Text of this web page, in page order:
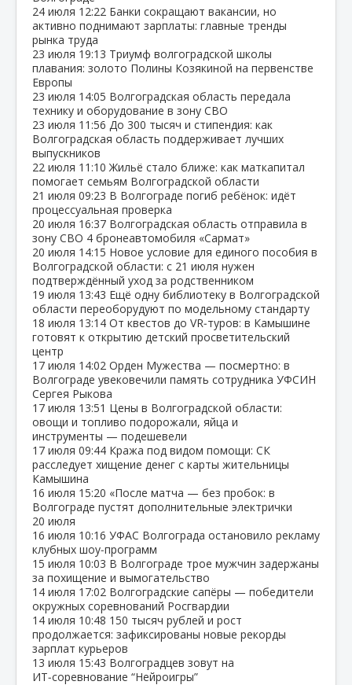
24 июля 12:22 Банки сокращают вакансии, но
активно поднимают зарплаты: главные тренды
рынка труда
23 июля 19:13 Триумф волгоградской школы
плавания: золото Полины Козякиной на первенстве
Европы
23 июля 14:05 Волгоградская область передала
технику и оборудование в зону СВО
23 июля 11:56 До 300 тысяч и стипендия: как
Волгоградская область поддерживает лучших
выпускников
22 июля 11:10 Жильё стало ближе: как маткапитал
помогает семьям Волгоградской области
21 июля 09:23 В Волгограде погиб ребёнок: идёт
процессуальная проверка
20 июля 16:37 Волгоградская область отправила в
зону СВО 4 бронеавтомобиля «Сармат»
20 июля 14:15 Новое условие для единого пособия в
Волгоградской области: с 21 июля нужен
подтверждённый уход за родственником
19 июля 13:43 Ещё одну библиотеку в Волгоградской
области переоборудуют по модельному стандарту
18 июля 13:14 От квестов до VR‑туров: в Камышине
готовят к открытию детский просветительский
центр
17 июля 14:02 Орден Мужества — посмертно: в
Волгограде увековечили память сотрудника УФСИН
Сергея Рыкова
17 июля 13:51 Цены в Волгоградской области:
овощи и топливо подорожали, яйца и
инструменты — подешевели
17 июля 09:44 Кража под видом помощи: СК
расследует хищение денег с карты жительницы
Камышина
16 июля 15:20 «После матча — без пробок: в
Волгограде пустят дополнительные электрички
20 июля
16 июля 10:16 УФАС Волгограда остановило рекламу
клубных шоу‑программ
15 июля 10:03 В Волгограде трое мужчин задержаны
за похищение и вымогательство
14 июля 17:02 Волгоградские сапёры — победители
окружных соревнований Росгвардии
14 июля 10:48 150 тысяч рублей и рост
продолжается: зафиксированы новые рекорды
зарплат курьеров
13 июля 15:43 Волгоградцев зовут на
ИТ‑соревнование “Нейроигры”